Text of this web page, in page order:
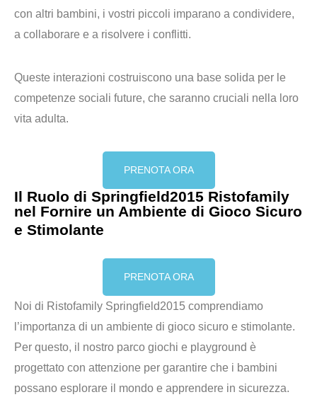
con altri bambini, i vostri piccoli imparano a condividere,
a collaborare e a risolvere i conflitti.
Queste interazioni costruiscono una base solida per le
competenze sociali future, che saranno cruciali nella loro
vita adulta.
PRENOTA ORA
Il Ruolo di Springfield2015 Ristofamily
nel Fornire un Ambiente di Gioco Sicuro
e Stimolante
PRENOTA ORA
Noi di Ristofamily Springfield2015 comprendiamo
l’importanza di un ambiente di gioco sicuro e stimolante.
Per questo, il nostro parco giochi e playground è
progettato con attenzione per garantire che i bambini
possano esplorare il mondo e apprendere in sicurezza.